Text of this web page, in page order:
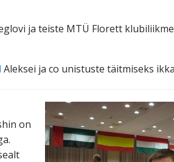
ja teiste MTÜ Florett
Aleksei ja co unistuste täitmiseks
on